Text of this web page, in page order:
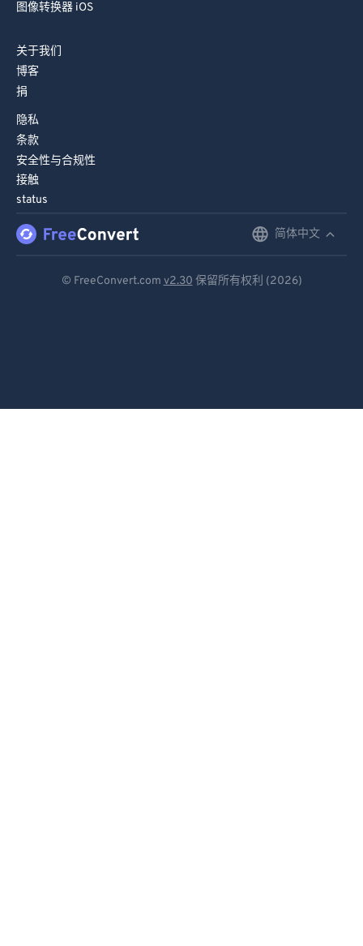
图像转换器 iOS
关于我们
博客
捐
隐私
条款
安全性与合规性
接触
status
简体中文
© FreeConvert.com v2.30 保留所有权利 (2026)